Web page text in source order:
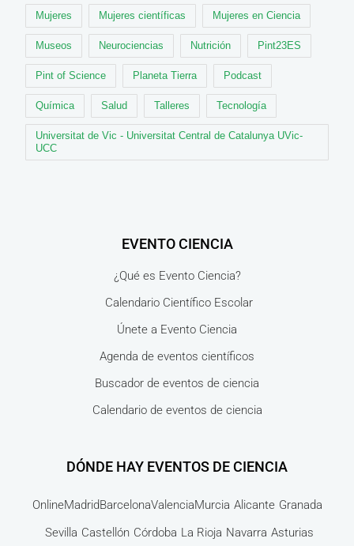
Mujeres Mujeres científicas Mujeres en Ciencia
Museos Neurociencias Nutrición Pint23ES
Pint of Science Planeta Tierra Podcast
Química Salud Talleres Tecnología
Universitat de Vic - Universitat Central de Catalunya UVic-
UCC
EVENTO CIENCIA
¿Qué es Evento Ciencia?
Calendario Científico Escolar
Únete a Evento Ciencia
Agenda de eventos científicos
Buscador de eventos de ciencia
Calendario de eventos de ciencia
DÓNDE HAY EVENTOS DE CIENCIA
OnlineMadridBarcelonaValenciaMurcia Alicante Granada
Sevilla Castellón Córdoba La Rioja Navarra Asturias